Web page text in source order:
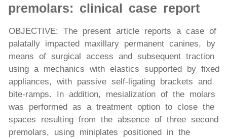
premolars: clinical case report
OBJECTIVE: The present article reports a case of
palatally impacted maxillary permanent canines, by
means of surgical access and subsequent traction
using a mechanics with elastics supported by fixed
appliances, with passive self-ligating brackets and
bite-ramps. In addition, mesialization of the molars
was performed as a treatment option to close the
spaces resulting from the absence of three second
premolars, using miniplates positioned in the